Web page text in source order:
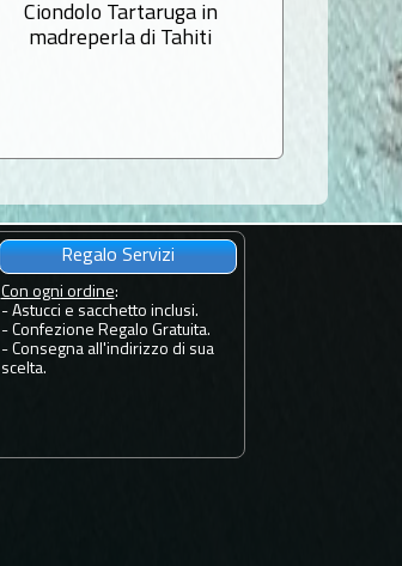
Ciondolo Tartaruga in
madreperla di Tahiti
Regalo Servizi
Con ogni ordine:
- Astucci e sacchetto inclusi.
- Confezione Regalo Gratuita.
- Consegna all'indirizzo di sua
scelta.